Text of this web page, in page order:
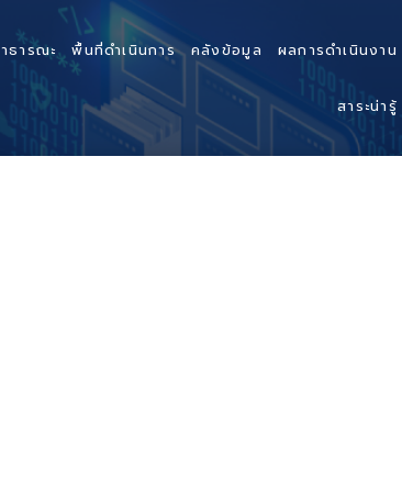
ธารณะ พื้นที่ดำเนินการ คลังข้อมูล ผลการดำเนินงาน
สาระน่ารู้